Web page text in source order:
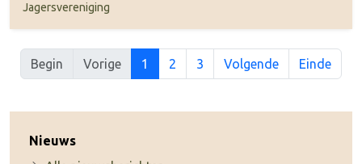
Nieuws
Jagersvereniging
Begin Vorige 1 2 3 Volgende Einde